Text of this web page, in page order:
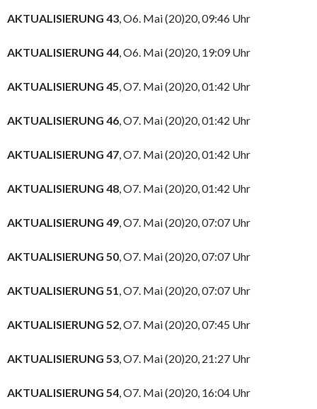
AKTUALISIERUNG 43, O6. Mai (20)20, 09:46 Uhr
AKTUALISIERUNG 44, O6. Mai (20)20, 19:09 Uhr
AKTUALISIERUNG 45, O7. Mai (20)20, 01:42 Uhr
AKTUALISIERUNG 46, O7. Mai (20)20, 01:42 Uhr
AKTUALISIERUNG 47, O7. Mai (20)20, 01:42 Uhr
AKTUALISIERUNG 48, O7. Mai (20)20, 01:42 Uhr
AKTUALISIERUNG 49, O7. Mai (20)20, 07:07 Uhr
AKTUALISIERUNG 50, O7. Mai (20)20, 07:07 Uhr
AKTUALISIERUNG 51, O7. Mai (20)20, 07:07 Uhr
AKTUALISIERUNG 52, O7. Mai (20)20, 07:45 Uhr
AKTUALISIERUNG 53, O7. Mai (20)20, 21:27 Uhr
AKTUALISIERUNG 54, O7. Mai (20)20, 16:04 Uhr